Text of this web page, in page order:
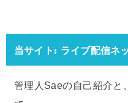
当サイト: ライブ配信ネ
管理人Saeの自己紹介と